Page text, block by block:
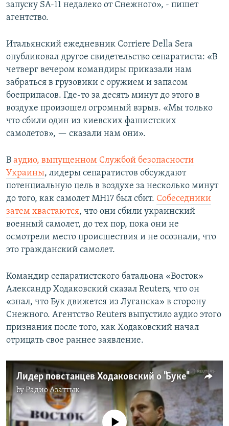
запуску SA-11 недалеко от Снежного», - пишет
агентство.
Итальянский ежедневник Corriere Della Sera
опубликовал другое свидетельство сепаратиста: «В
четверг вечером командиры приказали нам
забраться в грузовики с оружием и запасом
боеприпасов. Где-то за десять минут до этого в
воздухе произошел огромный взрыв. «Мы только
что сбили один из киевских фашистских
самолетов», — сказали нам они».
В аудио, выпущенном Службой безопасности
Украины, лидеры сепаратистов обсуждают
потенциальную цель в воздухе за несколько минут
до того, как самолет MH17 был сбит. Собеседники
затем хвастаются, что они сбили украинский
военный самолет, до тех пор, пока они не
осмотрели место происшествия и не осознали, что
это гражданский самолет.
Командир сепаратистского батальона «Восток»
Александр Ходаковский сказал Reuters, что он
«знал, что Бук движется из Луганска» в сторону
Снежного. Агентство Reuters выпустило аудио этого
признания после того, как Ходаковский начал
отрицать свое раннее заявление.
Лидер повстанцев Ходаковский о "Буке"
byРадио Азаттык
No media source currently available